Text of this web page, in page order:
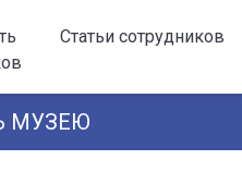
Статьи сотрудников
МУЗЕЮ